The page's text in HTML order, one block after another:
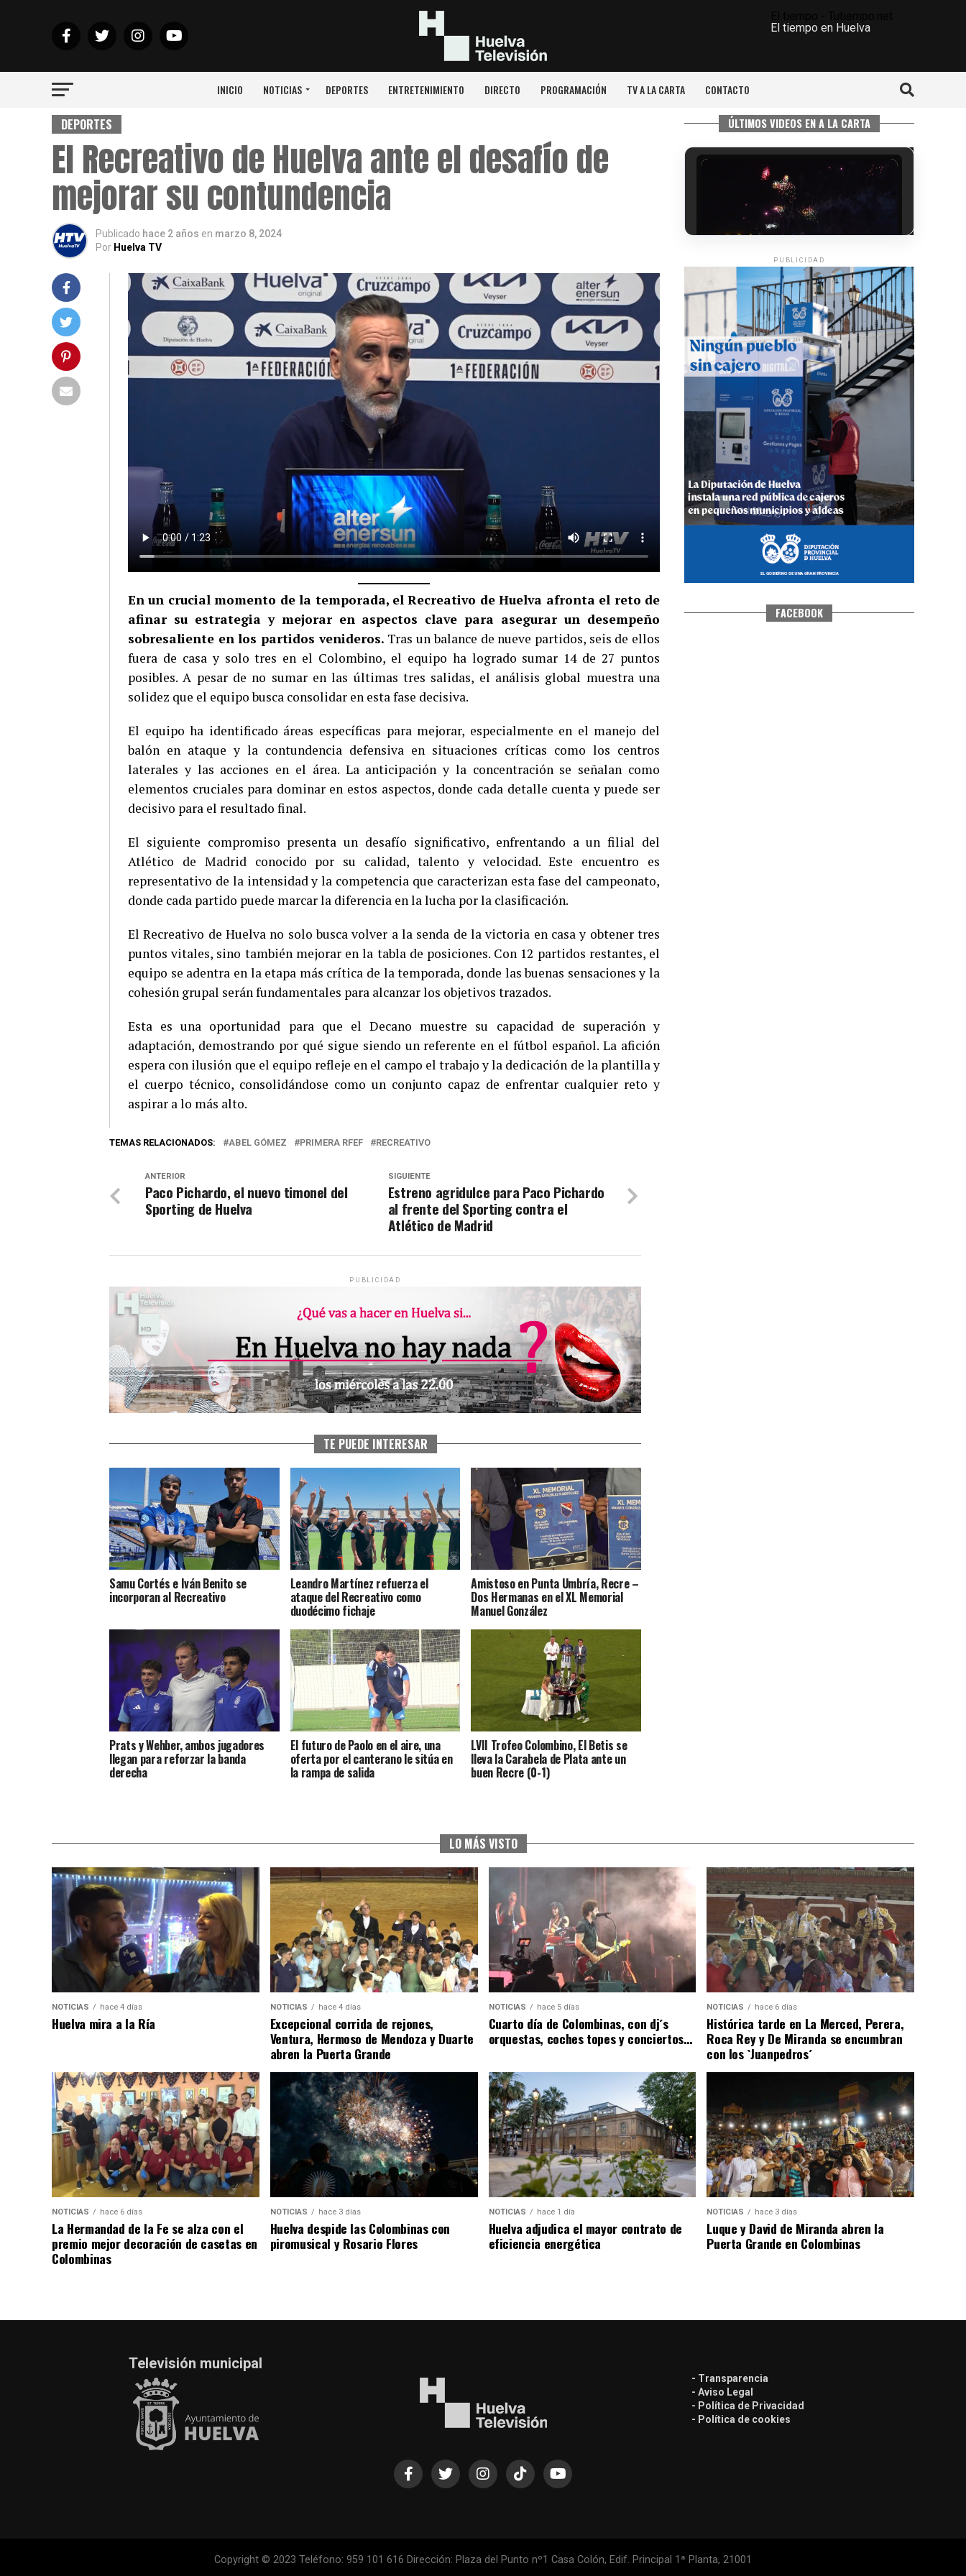
El tiempo en Huelva
INICIO NOTICIAS DEPORTES ENTRETENIMIENTO DIRECTO PROGRAMACIÓN TV A LA CARTA CONTACTO
DEPORTES
El Recreativo de Huelva ante el desafío de
mejorar su contundencia
Publicado hace 2 años en marzo 8, 2024
Por Huelva TV
En un crucial momento de la temporada, el Recreativo de Huelva afronta el reto de
afinar su estrategia y mejorar en aspectos clave para asegurar un desempeño
sobresaliente en los partidos venideros. Tras un balance de nueve partidos, seis de ellos
fuera de casa y solo tres en el Colombino, el equipo ha logrado sumar 14 de 27 puntos
posibles. A pesar de no sumar en las últimas tres salidas, el análisis global muestra una
solidez que el equipo busca consolidar en esta fase decisiva.
El equipo ha identificado áreas específicas para mejorar, especialmente en el manejo del
balón en ataque y la contundencia defensiva en situaciones críticas como los centros
laterales y las acciones en el área. La anticipación y la concentración se señalan como
elementos cruciales para dominar en estos aspectos, donde cada detalle cuenta y puede ser
decisivo para el resultado final.
El siguiente compromiso presenta un desafío significativo, enfrentando a un filial del
Atlético de Madrid conocido por su calidad, talento y velocidad. Este encuentro es
representativo de la intensidad y la competencia que caracterizan esta fase del campeonato,
donde cada partido puede marcar la diferencia en la lucha por la clasificación.
El Recreativo de Huelva no solo busca volver a la senda de la victoria en casa y obtener tres
puntos vitales, sino también mejorar en la tabla de posiciones. Con 12 partidos restantes, el
equipo se adentra en la etapa más crítica de la temporada, donde las buenas sensaciones y la
cohesión grupal serán fundamentales para alcanzar los objetivos trazados.
Esta es una oportunidad para que el Decano muestre su capacidad de superación y
adaptación, demostrando por qué sigue siendo un referente en el fútbol español. La afición
espera con ilusión que el equipo refleje en el campo el trabajo y la dedicación de la plantilla y
el cuerpo técnico, consolidándose como un conjunto capaz de enfrentar cualquier reto y
aspirar a lo más alto.
TEMAS RELACIONADOS: ABEL GÓMEZ PRIMERA RFEF RECREATIVO
SIGUIENTE
Estreno agridulce para Paco Pichardo
al frente del Sporting contra el
Atlético de Madrid
ANTERIOR
Paco Pichardo, el nuevo timonel del
Sporting de Huelva
PUBLICIDAD
TE PUEDE INTERESAR
Samu Cortés e Iván Benito se
incorporan al Recreativo
Leandro Martínez refuerza el
ataque del Recreativo como
duodécimo fichaje
Amistoso en Punta Umbría, Recre –
Dos Hermanas en el XL Memorial
Manuel González
Prats y Wehber, ambos jugadores
llegan para reforzar la banda
derecha
El futuro de Paolo en el aire, una
oferta por el canterano le sitúa en
la rampa de salida
LVII Trofeo Colombino, El Betis se
lleva la Carabela de Plata ante un
buen Recre (0-1)
ÚLTIMOS VIDEOS EN A LA CARTA
6º DÍA DE LAS FIESTAS COLOMBINAS
2026
·Huelvatv
QUINTA CORRIDA DE LAS FIESTAS
COLOMBINAS 2026
hace 4 días· Huelvatv
PUBLICIDAD
FACEBOOK
LO MÁS VISTO
NOTICIAS hace 4 días
Huelva mira a la Ría
NOTICIAS hace 4 días
Excepcional corrida de rejones,
Ventura, Hermoso de Mendoza y Duarte
abren la Puerta Grande
NOTICIAS hace 5 días
Cuarto día de Colombinas, con dj´s
orquestas, coches topes y conciertos…
NOTICIAS hace 6 días
Histórica tarde en La Merced, Perera,
Roca Rey y De Miranda se encumbran
con los `Juanpedros´
NOTICIAS hace 6 días
La Hermandad de la Fe se alza con el
premio mejor decoración de casetas en
Colombinas
NOTICIAS hace 3 días
Huelva despide las Colombinas con
piromusical y Rosario Flores
NOTICIAS hace 1 día
Huelva adjudica el mayor contrato de
eficiencia energética
NOTICIAS hace 3 días
Luque y David de Miranda abren la
Puerta Grande en Colombinas
Televisión municipal
- Transparencia
- Aviso Legal
- Política de Privacidad
- Política de cookies
Copyright © 2023 Teléfono: 959 101 616 Dirección: Plaza del Punto nº1 Casa Colón, Edif. Principal 1ª Planta, 21001